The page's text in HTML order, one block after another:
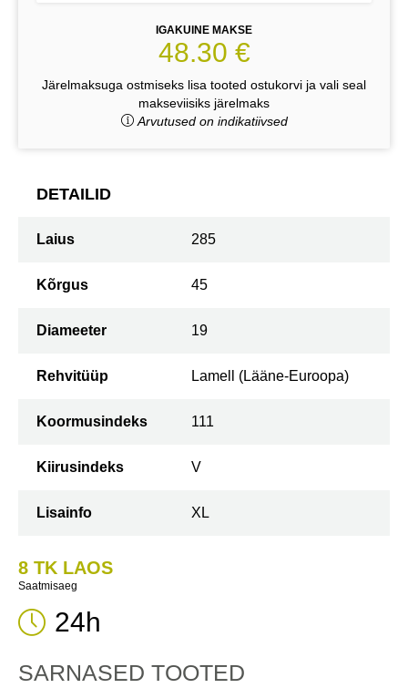
IGAKUINE MAKSE
48.30 €
Järelmaksuga ostmiseks lisa tooted ostukorvi ja vali seal
makseviisiks järelmaks
Arvutused on indikatiivsed
DETAILID
Laius 285
Kõrgus 45
Diameeter 19
Rehvitüüp Lamell (Lääne-Euroopa)
Koormusindeks 111
Kiirusindeks V
Lisainfo XL
8 TK LAOS
Saatmisaeg
24h
SARNASED TOOTED